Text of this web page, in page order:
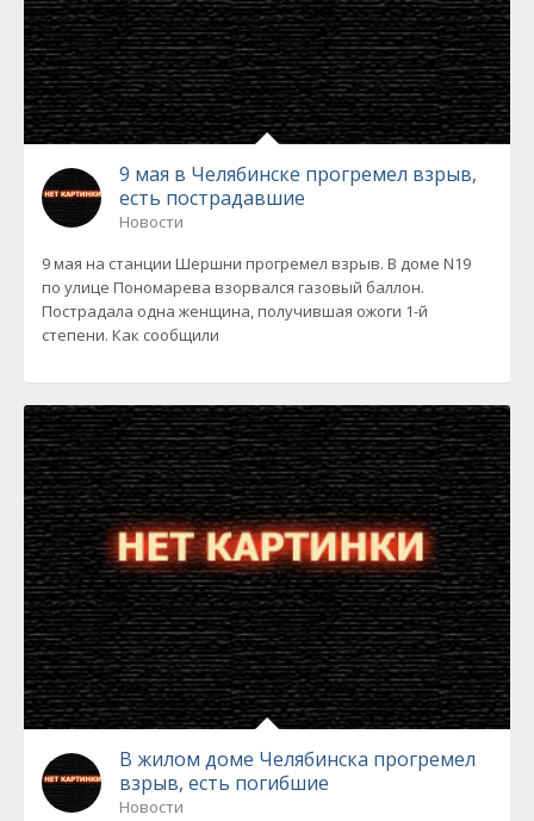
9 мая в Челябинске прогремел взрыв,
есть пострадавшие
Новости
9 мая на станции Шершни прогремел взрыв. В доме N19
по улице Пономарева взорвался газовый баллон.
Пострадала одна женщина, получившая ожоги 1-й
степени. Как сообщили
В жилом доме Челябинска прогремел
взрыв, есть погибшие
Новости